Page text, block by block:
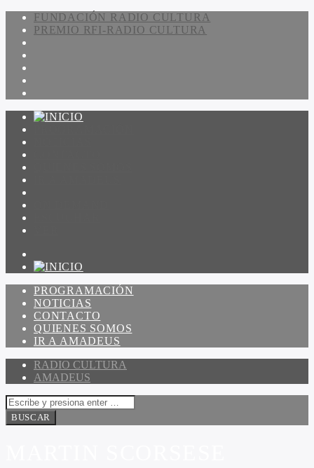
FUNDACIÓN RADIO CULTURA
PREMIO RFI-RADIO CULTURA
PROGRAMACIÓN
NOTICIAS
CONTACTO
QUIENES SOMOS
IR A AMADEUS
RADIO CULTURA
AMADEUS